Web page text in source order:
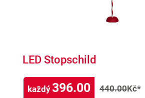
LED Stopschild
každý396.00 440.00Kč*